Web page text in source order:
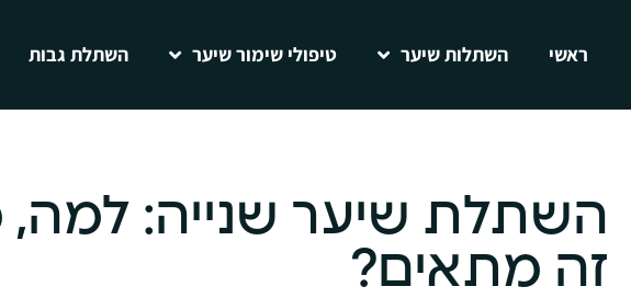
ראשי השתלות שיער טיפולי שימור שיער השתלת גבות
השתלת שיער שנייה: למה,
זה מתאים?